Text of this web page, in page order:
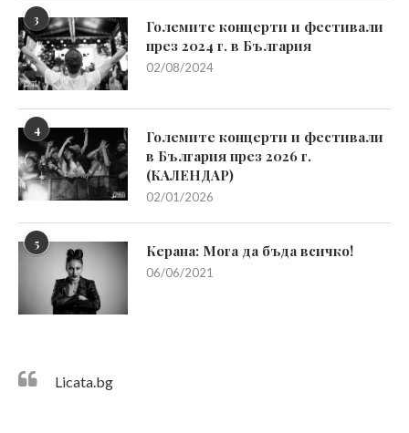
3
Големите концерти и фестивали
през 2024 г. в България
02/08/2024
4
Големите концерти и фестивали
в България през 2026 г.
(КАЛЕНДАР)
02/01/2026
5 Керана: Мога да бъда всичко!
06/06/2021
Licata.bg